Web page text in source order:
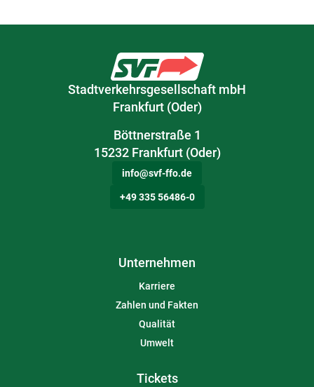
Stadtverkehrsgesellschaft mbH
Frankfurt (Oder)
Böttnerstraße 1
15232 Frankfurt (Oder)
info@svf-ffo.de
+49 335 56486-0
Unternehmen
Karriere
Zahlen und Fakten
Qualität
Umwelt
Tickets